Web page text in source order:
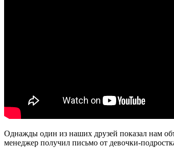
Однажды один из наших друзей показал нам
менеджер получил письмо от девочки-